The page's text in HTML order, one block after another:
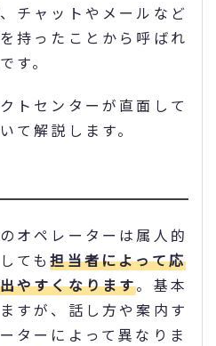
チャットやメールなど
持ったことから呼ばれ
す。
トセンターが直面して
て解説します。
オペレーターは属人的
ても担当者によって応
やすくなります。基本
すが、話し方や案内す
ターによって異なりま